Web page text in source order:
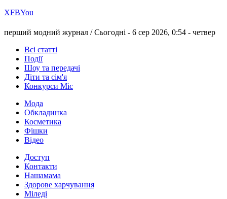
ХFBYou
перший модний журнал /Сьогодні - 6 сер 2026, 0:54 - четвер
Всі статті
Події
Шоу та передачі
Діти та сім'я
Конкурси Міс
Мода
Обкладинка
Косметика
Фішки
Відео
Доступ
Контакти
Нашамама
Здорове харчування
Міледі